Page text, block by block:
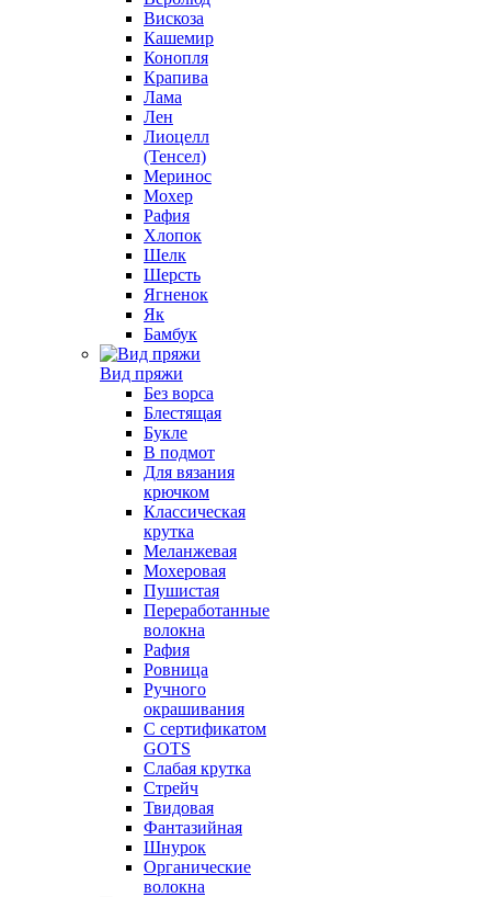
Вискоза
Кашемир
Конопля
Крапива
Лама
Лен
Лиоцелл
(Тенсел)
Меринос
Мохер
Рафия
Хлопок
Шелк
Шерсть
Ягненок
Як
Бамбук
Вид пряжи
Без ворса
Блестящая
Букле
В подмот
Для вязания
крючком
Классическая
крутка
Меланжевая
Мохеровая
Пушистая
Переработанные
волокна
Рафия
Ровница
Ручного
окрашивания
С сертификатом
GOTS
Слабая крутка
Стрейч
Твидовая
Фантазийная
Шнурок
Органические
волокна